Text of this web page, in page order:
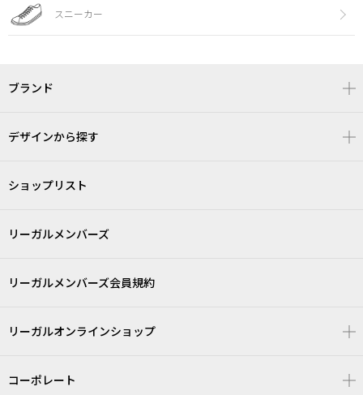
スニーカー
ブランド
デザインから探す
ショップリスト
リーガルメンバーズ
リーガルメンバーズ会員規約
リーガルオンラインショップ
コーポレート